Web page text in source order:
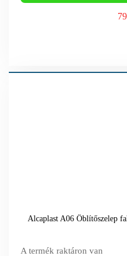
Alcaplast A06 Öblítőszelep
A termék raktáron van